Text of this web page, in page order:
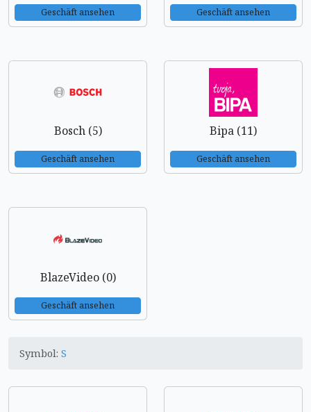
Geschäft ansehen Geschäft ansehen
Bosch (5)
Geschäft ansehen
Bipa (11)
Geschäft ansehen
BlazeVideo (0)
Geschäft ansehen
Symbol: S